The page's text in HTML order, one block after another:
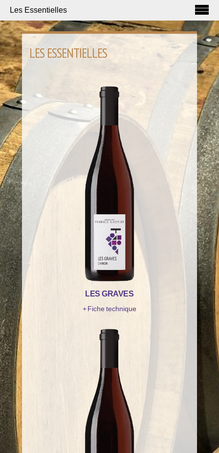
Les Essentielles
LES ESSENTIELLES
LES GRAVES
+ Fiche technique